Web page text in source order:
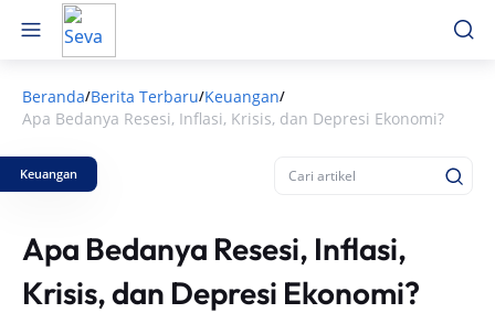
Beranda/Berita Terbaru/Keuangan/
Apa Bedanya Resesi, Inflasi, Krisis, dan Depresi Ekonomi?
Keuangan
Apa Bedanya Resesi, Inflasi,
Krisis, dan Depresi Ekonomi?